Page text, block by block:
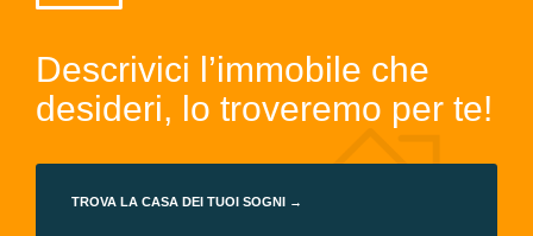
Descrivici l’immobile che
desideri, lo troveremo per te!
TROVA LA CASA DEI TUOI SOGNI →